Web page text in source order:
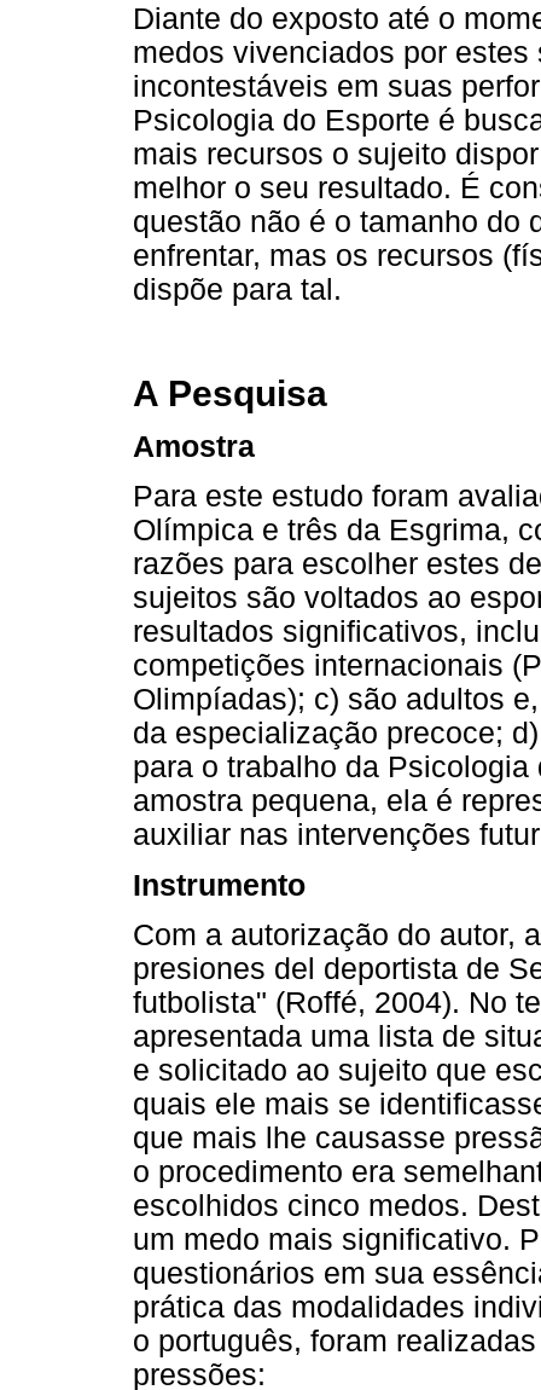
Diante do exposto até o
medos vivenciados por
incontestáveis em suas
Psicologia do Esporte é
mais recursos o sujeito
melhor o seu resultado. É
questão não é o tamanho do
enfrentar, mas os recursos
dispõe para tal.
A Pesquisa
Amostra
Para este estudo foram
Olímpica e três da Esgrima,
razões para escolher estes
sujeitos são voltados ao
resultados significativos,
competições internacionais
Olimpíadas); c) são adultos
da especialização precoce;
para o trabalho da
amostra pequena, ela é
auxiliar nas intervenções
Instrumento
Com a autorização do autor,
presiones del deportista de
futbolista" (Roffé, 2004). No
apresentada uma lista de
e solicitado ao sujeito que
quais ele mais se
que mais lhe causasse
o procedimento era
escolhidos cinco medos.
um medo mais significativo.
questionários em sua
prática das modalidades
o português, foram
pressões: